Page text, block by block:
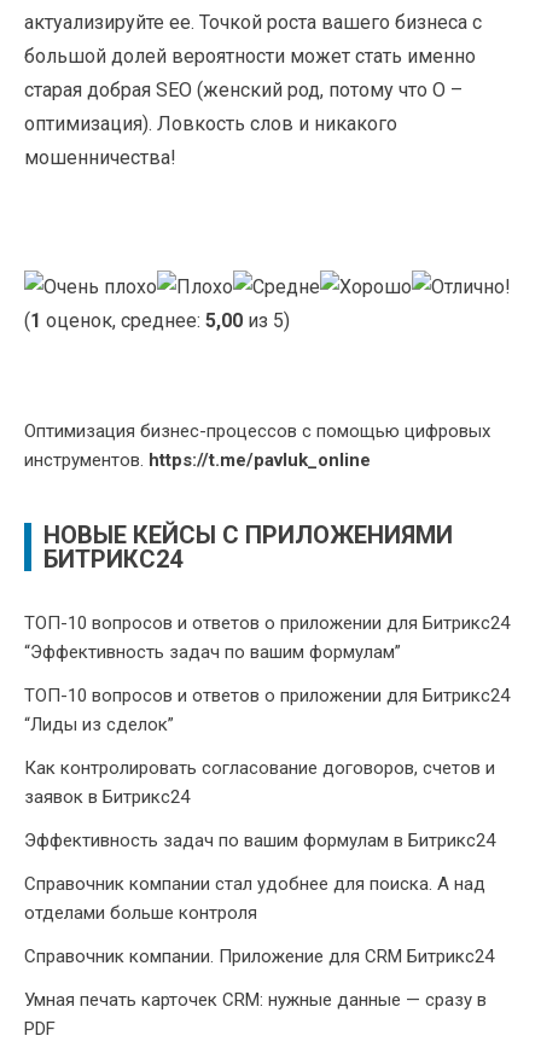
актуализируйте ее. Точкой роста вашего бизнеса с
большой долей вероятности может стать именно
старая добрая SEO (женский род, потому что О –
оптимизация). Ловкость слов и никакого
мошенничества!
(1 оценок, среднее: 5,00 из 5)
Оптимизация бизнес-процессов с помощью цифровых
инструментов. https://t.me/pavluk_online
НОВЫЕ КЕЙСЫ С ПРИЛОЖЕНИЯМИ
БИТРИКС24
ТОП-10 вопросов и ответов о приложении для Битрикс24
“Эффективность задач по вашим формулам”
ТОП-10 вопросов и ответов о приложении для Битрикс24
“Лиды из сделок”
Как контролировать согласование договоров, счетов и
заявок в Битрикс24
Эффективность задач по вашим формулам в Битрикс24
Справочник компании стал удобнее для поиска. А над
отделами больше контроля
Справочник компании. Приложение для CRM Битрикс24
Умная печать карточек CRM: нужные данные — сразу в
PDF